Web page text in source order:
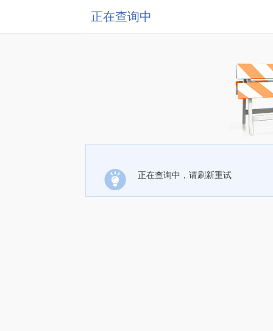
正在查询中
正在查询中，请刷新重试